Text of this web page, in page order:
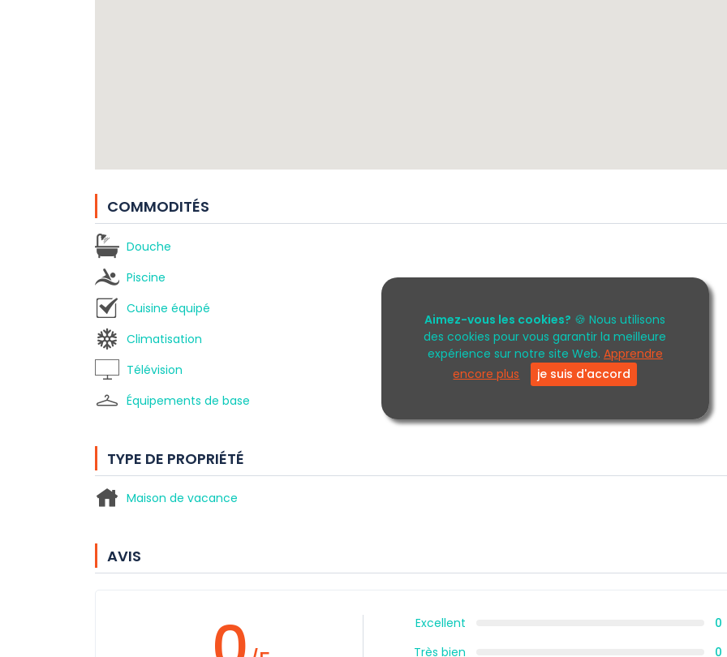
Aimez-vous les cookies? 🍪 Nous utilisons
des cookies pour vous garantir la meilleure
expérience sur notre site Web. Apprendre
encore plus
je suis d'accord
COMMODITÉS
Douche
Piscine
Cuisine équipé
Climatisation
Télévision
Équipements de base
TYPE DE PROPRIÉTÉ
Maison de vacance
AVIS
Excellent
0
Très bien
0